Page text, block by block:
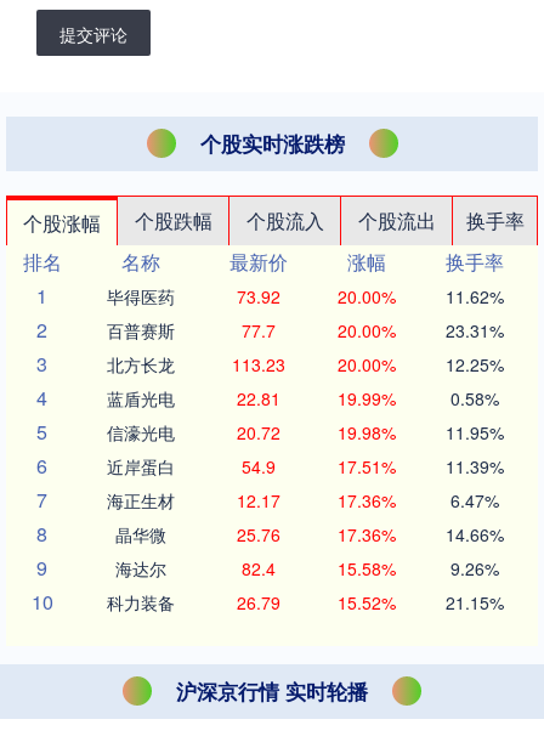
提交评论
个股实时涨跌榜
个股涨幅 个股跌幅 个股流入 个股流出
换手率
排名
名称 最新价 涨幅
换手率
1
毕得医药 73.92 20.00% 11.62%
2 百普赛斯 77.7 20.00% 23.31%
3 北方长龙 113.23 20.00% 12.25%
4 蓝盾光电 22.81 19.99% 0.58%
5 信濠光电 20.72 19.98% 11.95%
6 近岸蛋白 54.9 17.51% 11.39%
7 海正生材 12.17 17.36% 6.47%
8 晶华微 25.76 17.36% 14.66%
9 海达尔 82.4 15.58% 9.26%
10 科力装备 26.79 15.52% 21.15%
沪深京行情 实时轮播